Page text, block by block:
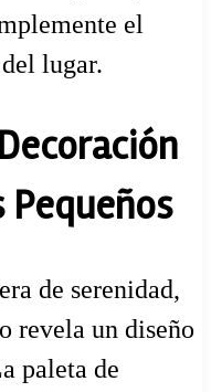
el
lugar.
de serenidad,
revela un diseño
paleta de